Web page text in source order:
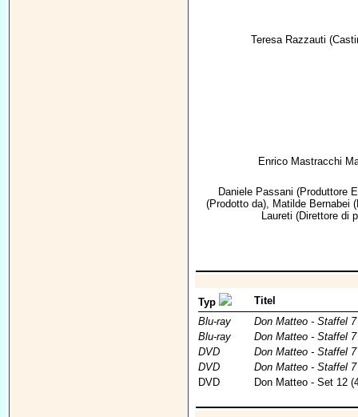
Teresa Razzauti
Enrico Mastracchi
Daniele Passani (Produttore
(Prodotto da), Matilde Bernabei
Laureti (Direttore di
Typ
Titel
Blu-ray
Don Matteo - Staffel
Blu-ray
Don Matteo - Staffel
DVD
Don Matteo - Staffel
DVD
Don Matteo - Staffel
DVD
Don Matteo - Set 12